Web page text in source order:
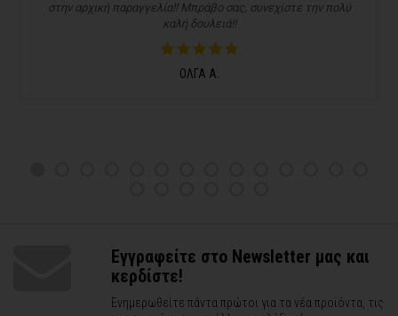
στην αρχική παραγγελία!! Μπράβο σας, συνεχίστε την πολύ
καλή δουλειά!!
ΟΛΓΑ Α.
Εγγραφείτε στο Newsletter μας και
κερδίστε!
Ενημερωθείτε πάντα πρώτοι για τα νέα προϊόντα, τις